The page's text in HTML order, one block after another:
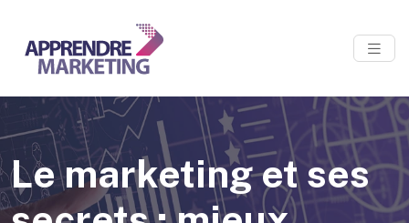
Le marketing et ses